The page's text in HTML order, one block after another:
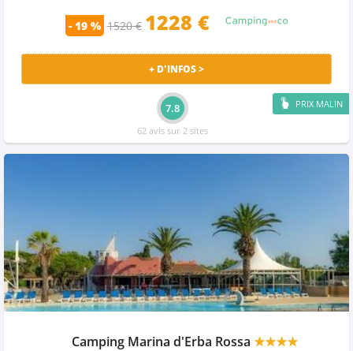
- 19 % 1520 € 1228 €
PRIX MALIN
+ D'INFOS >
7.8
62 avis sur 2 sites
Camping Marina d'Erba Rossa ★★★★